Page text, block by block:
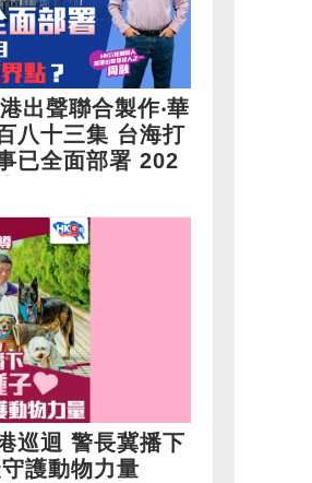
出聲聯合製作‧華
八十三集 台海打
已全面部署 202
是臨界點？
巡迴 警長冀播下
護動物力量